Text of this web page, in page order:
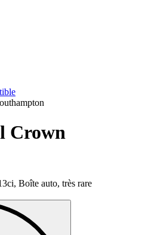
Crown
Boîte auto, très rare